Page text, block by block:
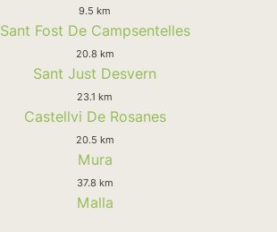
9.5 km
Sant Fost De Campsentelles
20.8 km
Sant Just Desvern
23.1 km
Castellvi De Rosanes
20.5 km
Mura
37.8 km
Malla